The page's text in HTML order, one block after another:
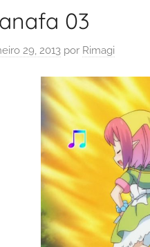
03
29, 2013 por Rimagi